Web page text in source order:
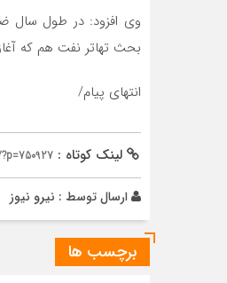
وی افزود: در طول سال
بحث تهاتر نفت هم که
انتهای پیام/
لینک کوتاه :
ارسال توسط : نیرو نیوز
برچسب ها